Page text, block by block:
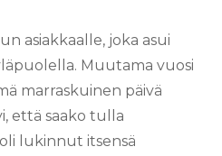
asiakkaalle, joka asui
Muutama vuosi
marraskuinen päivä
että saako tulla
lukinnut itsensä